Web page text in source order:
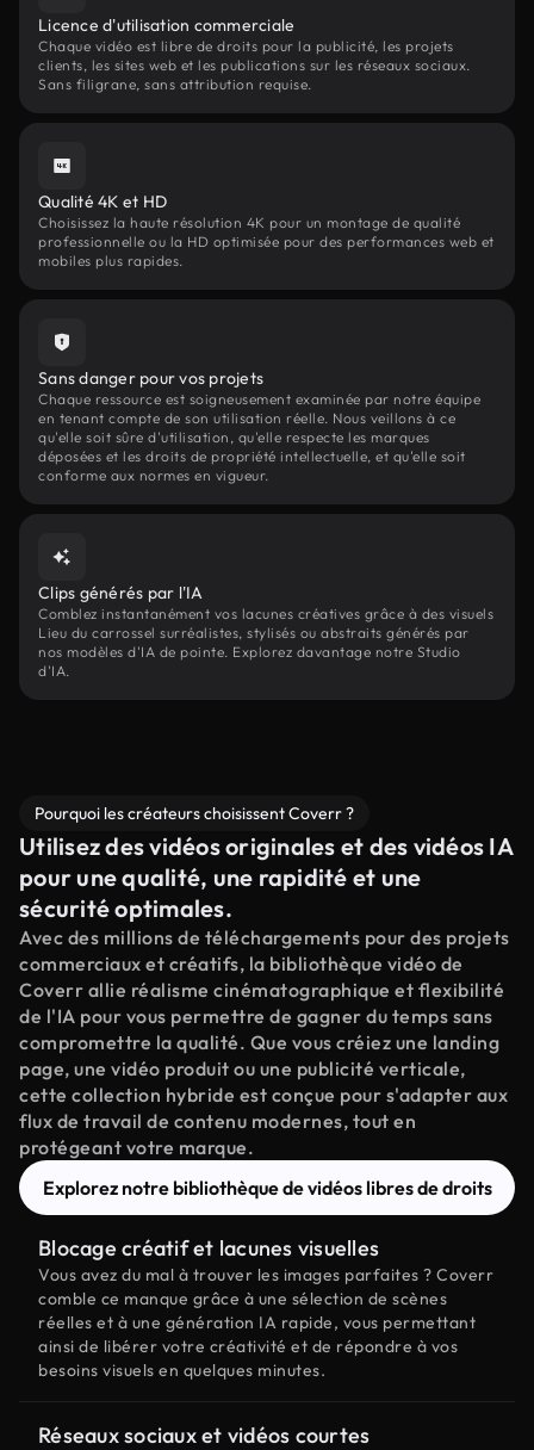
Licence d'utilisation commerciale
Chaque vidéo est libre de droits pour la publicité, les projets
clients, les sites web et les publications sur les réseaux sociaux.
Sans filigrane, sans attribution requise.
Qualité 4K et HD
Choisissez la haute résolution 4K pour un montage de qualité
professionnelle ou la HD optimisée pour des performances web et
mobiles plus rapides.
Sans danger pour vos projets
Chaque ressource est soigneusement examinée par notre équipe
en tenant compte de son utilisation réelle. Nous veillons à ce
qu'elle soit sûre d'utilisation, qu'elle respecte les marques
déposées et les droits de propriété intellectuelle, et qu'elle soit
conforme aux normes en vigueur.
Clips générés par l'IA
Comblez instantanément vos lacunes créatives grâce à des visuels
Lieu du carrossel surréalistes, stylisés ou abstraits générés par
nos modèles d'IA de pointe. Explorez davantage notre Studio
d'IA.
Pourquoi les créateurs choisissent Coverr ?
Utilisez des vidéos originales et des vidéos IA
pour une qualité, une rapidité et une
sécurité optimales.
Avec des millions de téléchargements pour des projets
commerciaux et créatifs, la bibliothèque vidéo de
Coverr allie réalisme cinématographique et flexibilité
de l'IA pour vous permettre de gagner du temps sans
compromettre la qualité. Que vous créiez une landing
page, une vidéo produit ou une publicité verticale,
cette collection hybride est conçue pour s'adapter aux
flux de travail de contenu modernes, tout en
protégeant votre marque.
Explorez notre bibliothèque de vidéos libres de droits
Blocage créatif et lacunes visuelles
Vous avez du mal à trouver les images parfaites ? Coverr
comble ce manque grâce à une sélection de scènes
réelles et à une génération IA rapide, vous permettant
ainsi de libérer votre créativité et de répondre à vos
besoins visuels en quelques minutes.
Réseaux sociaux et vidéos courtes